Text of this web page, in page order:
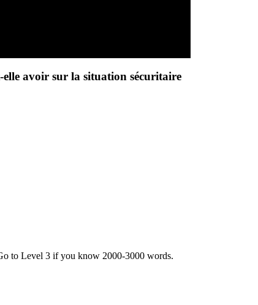
avoir sur la situation sécuritaire
to Level 3 if you know 2000-3000 words.